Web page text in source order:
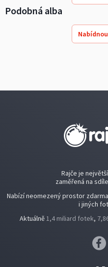
Podobná alba
Rajče je
zaměřená na
Nabízí neomezený prostor
i jiných
Aktuálně1,4 miliard fotek,